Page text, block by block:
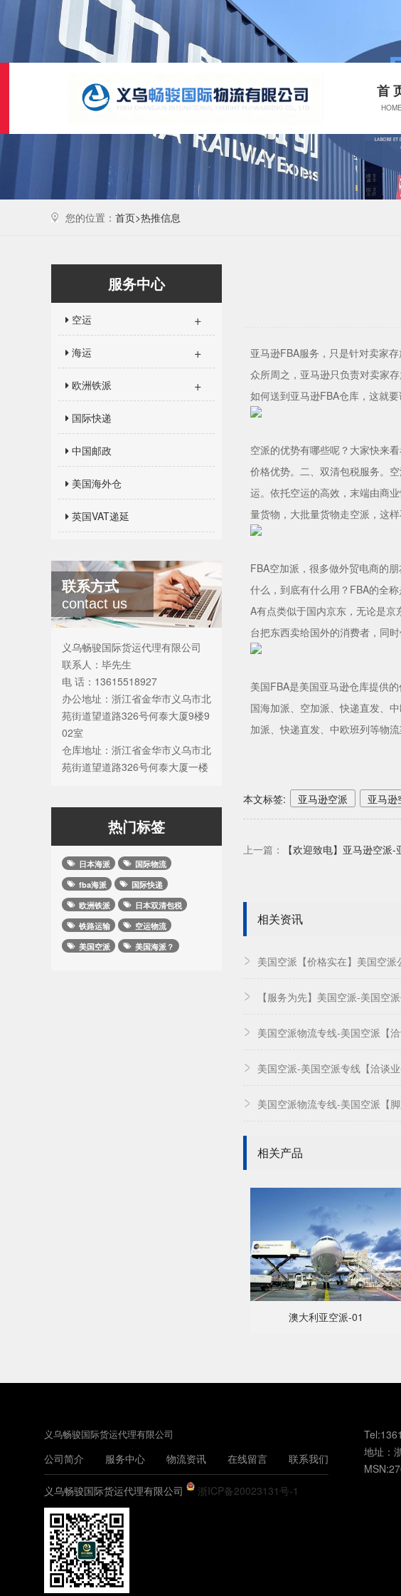
首
HOME
您的位置： 首页>热推信息
服务中心
空运 +
海运 +
欧洲铁派 +
国际快递
中国邮政
美国海外仓
英国VAT递延
联系方式
contact us
义乌畅骏国际货运代理有限公司
联系人：毕先生
电 话：13615518927
办公地址：浙江省金华市义乌市北
苑街道望道路326号何泰大厦9楼9
02室
仓库地址：浙江省金华市义乌市北
苑街道望道路326号何泰大厦一楼
热门标签
日本海派
国际物流
fba海派
国际快递
欧洲铁派
日本双清包税
铁路运输
空运物流
美国空派
美国海派？
亚马逊FBA服务，只是针对卖家
众所周之，亚马逊只负责对卖家
如何送到亚马逊FBA仓库，这就
空派的优势有哪些呢？大家快来
价格优势。二、双清包税服务。
运。依托空运的高效，末端由商
量货物，大批量货物走空派，这
FBA空加派，很多做外贸电商的
什么，到底有什么用？FBA的全
A有点类似于国内京东，无论是
台把东西卖给国外的消费者，同
美国FBA是美国亚马逊仓库提供
国海加派、空加派、快递直发、
加派、快递直发、中欧班列等物
本文标签: 亚马逊空派 亚马逊
上一篇： 【欢迎致电】亚马逊空派
相关资讯
美国空派【价格实在】美国空派
【服务为先】美国空派-美国空
美国空派物流专线-美国空派【洽
美国空派-美国空派专线【洽谈业
美国空派物流专线-美国空派【脚
相关产品
澳大利亚空派-01
义乌畅骏国际货运代理有限公司
公司简介 服务中心 物流资讯 在线留言 联系我们
义乌畅骏国际货运代理有限公司 浙ICP备20023131号-1
地址：